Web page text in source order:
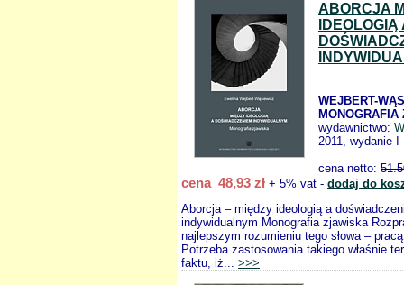
ABORCJA
IDEOLOGIĄ
WEJBERT-
MONOGRAFIA
wydawnictwo:
2011, wydanie I
cena netto:
cena 48,93 zł + 5% vat - dodaj do
Aborcja – między ideologią a
indywidualnym Monografia zjawiska
najlepszym rozumieniu tego słowa –
Potrzeba zastosowania takiego właśnie
faktu, iż... >>>